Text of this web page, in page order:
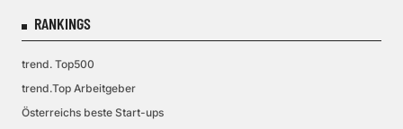
RANKINGS
trend. Top500
trend.Top Arbeitgeber
Österreichs beste Start-ups